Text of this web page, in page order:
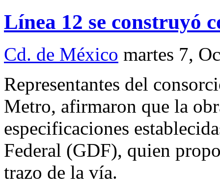
Línea 12 se construyó
Cd. de México martes 7,
Representantes del
Metro, afirmaron que la
especificaciones
Federal (GDF), quien
trazo de la vía.